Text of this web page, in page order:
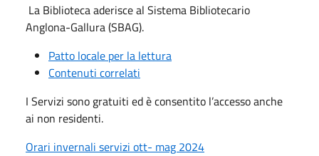
La Biblioteca aderisce al Sistema Bibliotecario
Anglona-Gallura (SBAG).
Patto locale per la lettura
Contenuti correlati
I Servizi sono gratuiti ed è consentito l’accesso anche
ai non residenti.
Orari invernali servizi ott- mag 2024